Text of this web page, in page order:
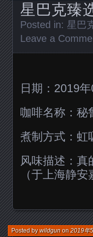
星巴克臻
Posted in: 星巴
Leave a
日期：2019
咖啡名称：秘
煮制方式：虹
风味描述：真
（于上海静安
Posted bywildgunon2019年